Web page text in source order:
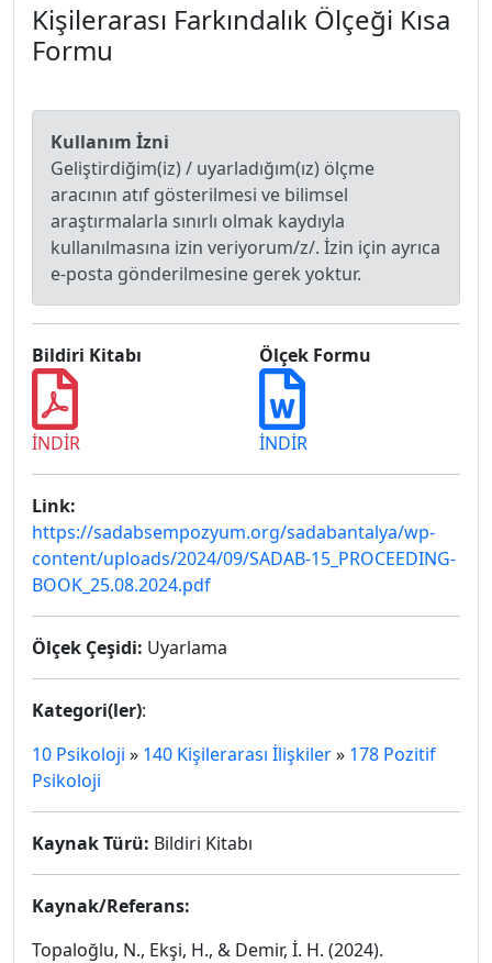
Kişilerarası Farkındalık Ölçeği Kısa
Formu
Kullanım İzni
Geliştirdiğim(iz) / uyarladığım(ız) ölçme
aracının atıf gösterilmesi ve bilimsel
araştırmalarla sınırlı olmak kaydıyla
kullanılmasına izin veriyorum/z/. İzin için ayrıca
e-posta gönderilmesine gerek yoktur.
Bildiri Kitabı
İNDİR
Ölçek Formu
İNDİR
Link:
https://sadabsempozyum.org/sadabantalya/wp-
content/uploads/2024/09/SADAB-15_PROCEEDING-
BOOK_25.08.2024.pdf
Ölçek Çeşidi: Uyarlama
Kategori(ler):
10 Psikoloji » 140 Kişilerarası İlişkiler» 178 Pozitif
Psikoloji
Kaynak Türü: Bildiri Kitabı
Kaynak/Referans:
Topaloğlu, N., Ekşi, H., & Demir, İ. H. (2024).